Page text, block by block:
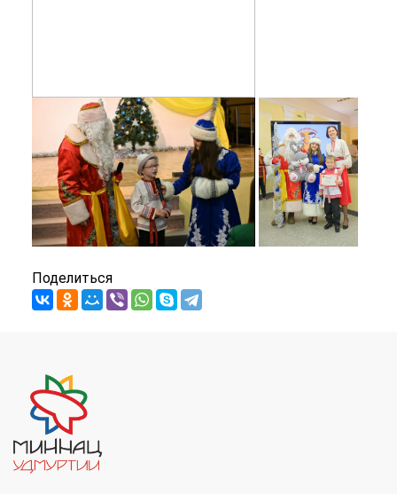
Поделиться